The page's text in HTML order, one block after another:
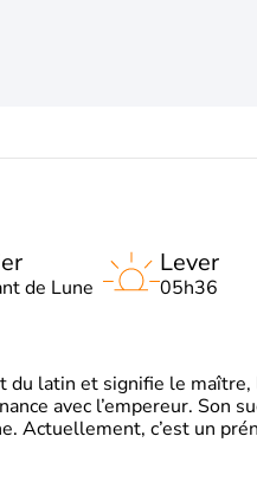
de Lune
Lever
05h36
du latin et signifie le maître,
avec l’empereur. Son
Actuellement, c’est un